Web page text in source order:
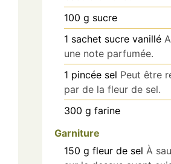
100 g sucre
1 sachet sucre vanillé
une note parfumée.
1 pincée sel Peut être
par de la fleur de sel.
300 g farine
Garniture
150 g fleur de sel À